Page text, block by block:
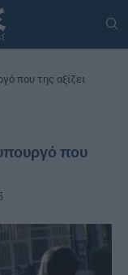
που της αξίζει
που